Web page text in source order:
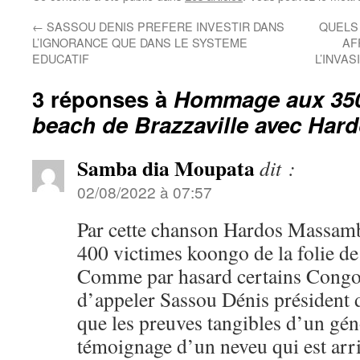
← SASSOU DENIS PREFERE INVESTIR DANS
L’IGNORANCE QUE DANS LE SYSTEME
EDUCATIF
3 réponses à Hommage aux
beach de Brazzaville avec
Samba dia Moupatadit :
02/08/2022 à 07:57
Par cette chanson Hardos
400 victimes koongo de la folie
Comme par hasard certains
d’appeler Sassou Dénis
que les preuves tangibles d’un
témoignage d’un neveu qui est